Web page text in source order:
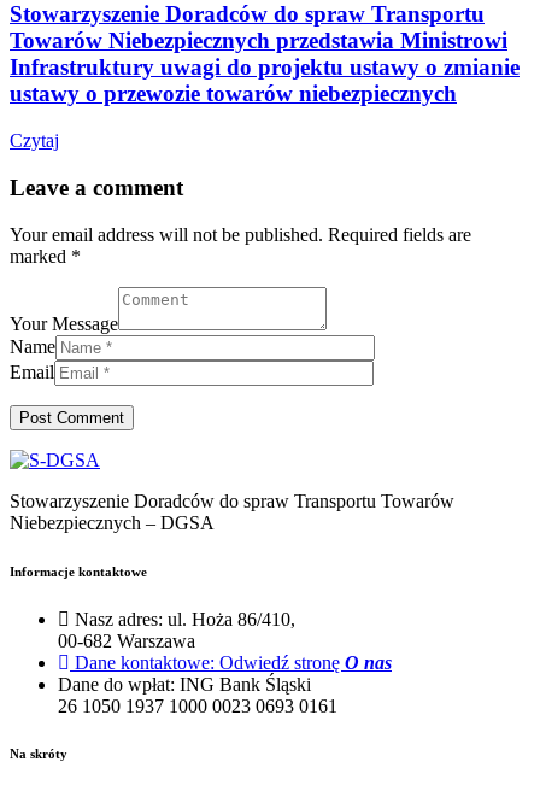
Stowarzyszenie Doradców do spraw Transportu
Towarów Niebezpiecznych przedstawia Ministrowi
Infrastruktury uwagi do projektu ustawy o zmianie
ustawy o przewozie towarów niebezpiecznych
Czytaj
Leave a comment
Your email address will not be published. Required fields are
marked *
Your Message
Name
Email
Stowarzyszenie Doradców do spraw Transportu Towarów
Niebezpiecznych – DGSA
Informacje kontaktowe
Nasz adres: ul. Hoża 86/410,
00-682 Warszawa
Dane kontaktowe: Odwiedź stronę O nas
Dane do wpłat: ING Bank Śląski
26 1050 1937 1000 0023 0693 0161
Na skróty